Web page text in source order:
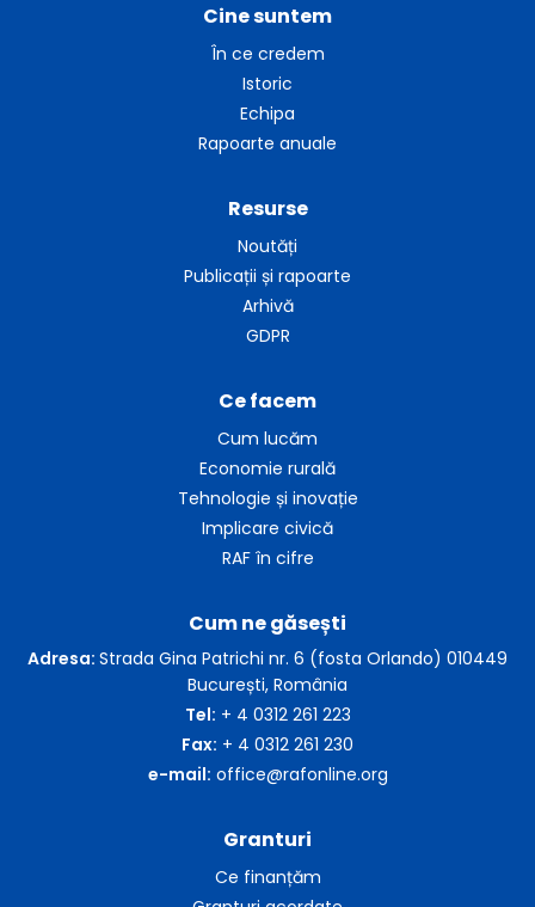
Cine suntem
În ce credem
Istoric
Echipa
Rapoarte anuale
Ce facem
Cum lucăm
Economie rurală
Tehnologie și inovație
Implicare civică
RAF în cifre
Granturi
Ce finanțăm
Resurse
Noutăți
Publicații și rapoarte
Arhivă
GDPR
Cum ne găsești
Adresa: Strada Gina Patrichi nr. 6 (fosta Orlando) 010449
București, România
Tel: + 4 0312 261 223
Fax: + 4 0312 261 230
e-mail: office@rafonline.org